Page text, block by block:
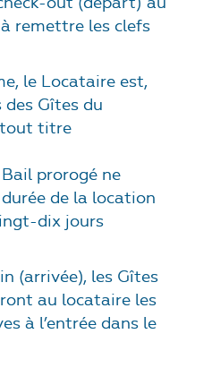
remettre les clefs
le Locataire est,
des Gîtes du
tout titre
prorogé ne
de la location
dix jours
(arrivée), les Gîtes
au locataire les
à l’entrée dans le